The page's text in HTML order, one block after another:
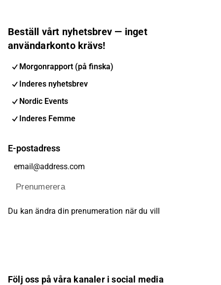
Beställ vårt nyhetsbrev — inget
användarkonto krävs!
Morgonrapport (på finska)
Inderes nyhetsbrev
Nordic Events
Inderes Femme
E-postadress
Prenumerera
Du kan ändra din prenumeration när du vill
Följ oss på våra kanaler i social media